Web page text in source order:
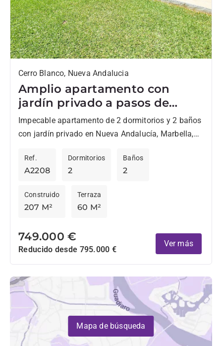
Cerro Blanco, Nueva Andalucia
Amplio apartamento con
jardín privado a pasos de
Centro Plaza, en Nueva
Andalucía
Impecable apartamento de 2 dormitorios y 2 baños
con jardín privado en Nueva Andalucía, Marbella,
pie...
A2208
Ref.
2
Dormitorios
2
Baños
207 M²
Construido
60 M²
Terraza
749.000 €
Reducido desde 795.000 €
Ver más
Mapa de búsqueda